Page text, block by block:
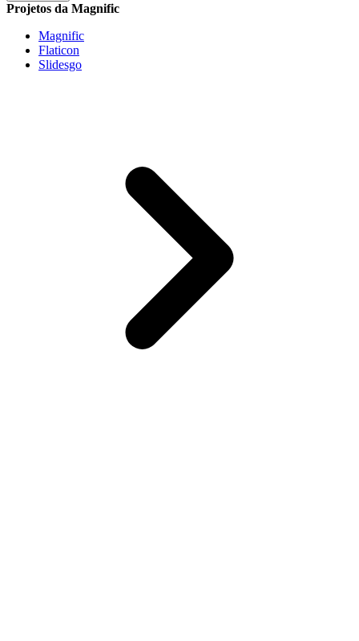
Projetos da Magnific
Magnific
Flaticon
Slidesgo